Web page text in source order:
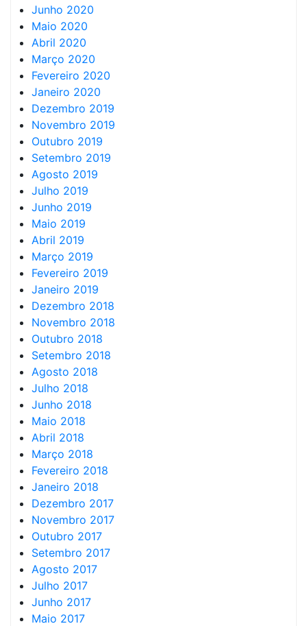
Junho 2020
Maio 2020
Abril 2020
Março 2020
Fevereiro 2020
Janeiro 2020
Dezembro 2019
Novembro 2019
Outubro 2019
Setembro 2019
Agosto 2019
Julho 2019
Junho 2019
Maio 2019
Abril 2019
Março 2019
Fevereiro 2019
Janeiro 2019
Dezembro 2018
Novembro 2018
Outubro 2018
Setembro 2018
Agosto 2018
Julho 2018
Junho 2018
Maio 2018
Abril 2018
Março 2018
Fevereiro 2018
Janeiro 2018
Dezembro 2017
Novembro 2017
Outubro 2017
Setembro 2017
Agosto 2017
Julho 2017
Junho 2017
Maio 2017